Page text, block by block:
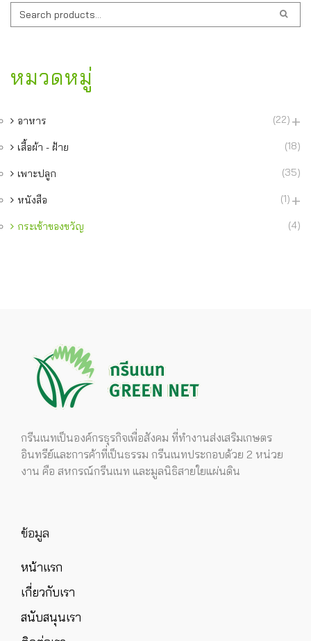
ค้นหา:
หมวดหมู่
อาหาร (22)
เสื้อผ้า - ฝ้าย (18)
เพาะปลูก (35)
หนังสือ (1)
กระเช้าของขวัญ (4)
กรีนเนทเป็นองค์กรธุรกิจเพื่อสังคม ที่ทำงานส่งเสริมเกษตร
อินทรีย์และการค้าที่เป็นธรรม กรีนเนทประกอบด้วย 2 หน่วย
งาน คือ สหกรณ์กรีนเนท และมูลนิธิสายใยแผ่นดิน
ข้อมูล
หน้าแรก
เกี่ยวกับเรา
สนับสนุนเรา